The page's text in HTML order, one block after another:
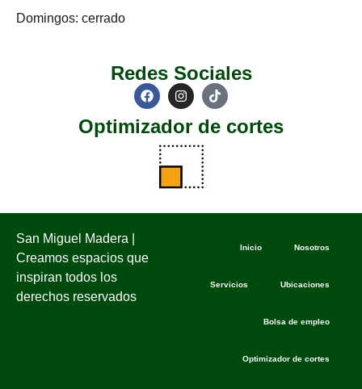
Domingos: cerrado
Redes Sociales
Optimizador de cortes
San Miguel Madera |
Creamos espacios que
inspiran todos los
derechos reservados
Inicio Nosotros
Servicios Ubicaciones
Bolsa de empleo
Optimizador de cortes